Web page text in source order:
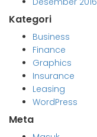
Kategori
Business
Finance
Graphics
Insurance
Leasing
WordPress
Meta